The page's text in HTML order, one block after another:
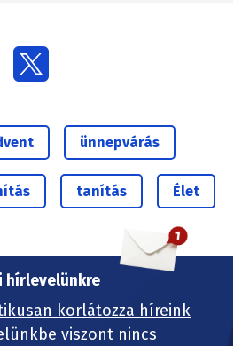
ünnepvárás
tanítás Élet
hírlevelünkre
korlátozza híreink
viszont nincs